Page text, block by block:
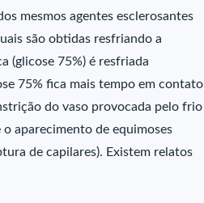
mesmos agentes esclerosantes
são obtidas resfriando a
(glicose 75%) é resfriada
75% fica mais tempo em contato
do vaso provocada pelo frio
aparecimento de equimoses
de capilares). Existem relatos